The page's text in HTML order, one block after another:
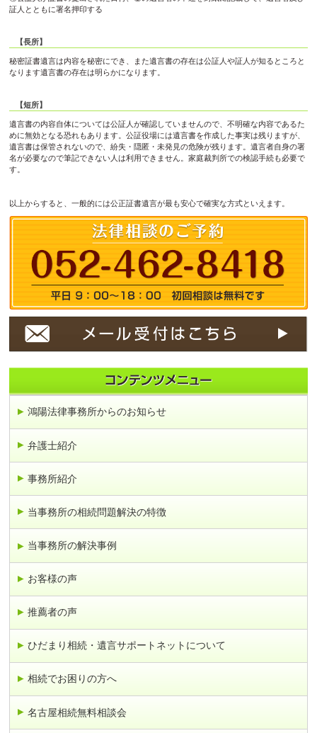
証人とともに署名押印する
【長所】
秘密証書遺言は内容を秘密にでき、また遺言書の存在は公証人や証人が知るところと
なります遺言書の存在は明らかになります。
【短所】
遺言書の内容自体については公証人が確認していませんので、不明確な内容であるた
めに無効となる恐れもあります。公証役場には遺言書を作成した事実は残りますが、
遺言書は保管されないので、紛失・隠匿・未発見の危険が残ります。遺言者自身の署
名が必要なので筆記できない人は利用できません。家庭裁判所での検認手続も必要で
す。
以上からすると、一般的には公正証書遺言が最も安心で確実な方式といえます。
鴻陽法律事務所からのお知らせ
弁護士紹介
事務所紹介
当事務所の相続問題解決の特徴
当事務所の解決事例
お客様の声
推薦者の声
ひだまり相続・遺言サポートネットについて
相続でお困りの方へ
名古屋相続無料相談会